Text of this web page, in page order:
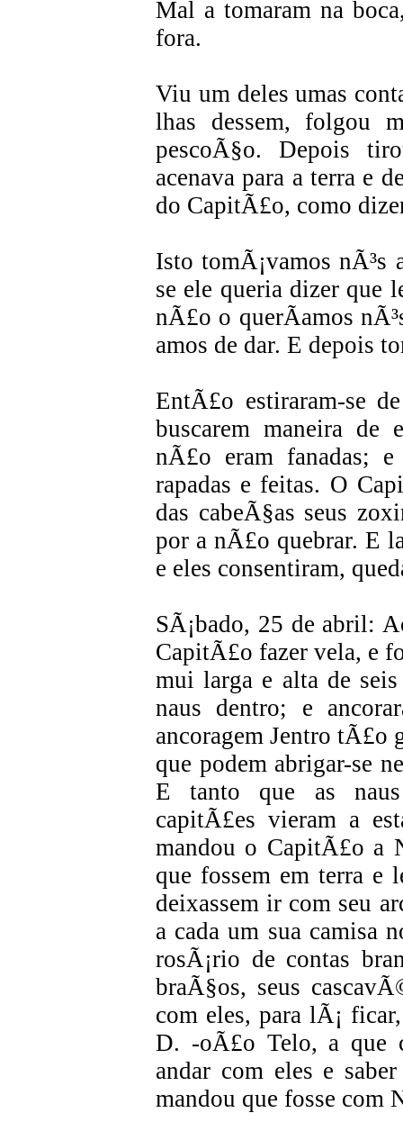
Mal a tomaram na
fora.
Viu um deles umas
lhas dessem, folgou
pescoÃ§o. Depois
acenava para a terra e
do CapitÃ£o, como
Isto tomÃ¡vamos nÃ³s
se ele queria dizer que
nÃ£o o querÃ­amos
amos de dar. E depois
EntÃ£o estiraram-se
buscarem maneira de
nÃ£o eram fanadas; e
rapadas e feitas. O
das cabeÃ§as seus
por a nÃ£o quebrar. E
e eles consentiram,
SÃ¡bado, 25 de abril:
CapitÃ£o fazer vela, e
mui larga e alta de
naus dentro; e
ancoragem Jentro tÃ£o
que podem abrigar-se
E tanto que as naus
capitÃ£es vieram a
mandou o CapitÃ£o a
que fossem em terra e
deixassem ir com seu
a cada um sua camisa
rosÃ¡rio de contas
braÃ§os, seus
com eles, para lÃ¡
D. -oÃ£o Telo, a que
andar com eles e
mandou que fosse com